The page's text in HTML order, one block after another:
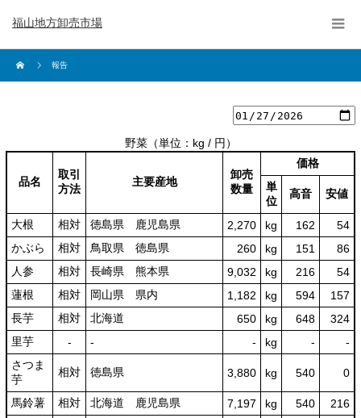
福山地方卸売市場
報告
野菜（単位：kg / 円）
品名
取引
方法
主要産地
卸売
数量
価格
単
位
高音 安値
大根 相対 徳島県 鹿児島県 2,270 kg 162
54
かぶら
相対 鳥取県 徳島県 260 kg 151
86
人参
相対 長崎県 熊本県 9,032 kg 216
54
蓮根
相対 岡山県 県内 1,182 kg 594
157
長芋
相対 北海道 650 kg 648
324
里芋
‐ ‐ ‐ kg -
‐
さつま
芋
相対 徳島県 3,880 kg 540 0
馬鈴薯 相対 北海道 鹿児島県 7,197 kg 540 216